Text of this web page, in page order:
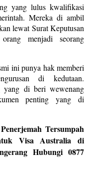
yang lulus kwalifikasi
Mereka di ambil
lewat Surat Keputusan
menjadi seorang
ini punya hak memberi
di kedutaan.
yang di beri wewenang
penting yang di
Tersumpah
Visa Australia di
Hubungi 0877